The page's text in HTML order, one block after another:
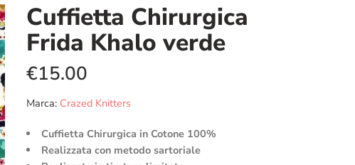
Cuffietta Chirurgica
Frida Khalo verde
€15.00
Marca: Crazed Knitters
Cuffietta Chirurgica in Cotone 100%
Realizzata con metodo sartoriale